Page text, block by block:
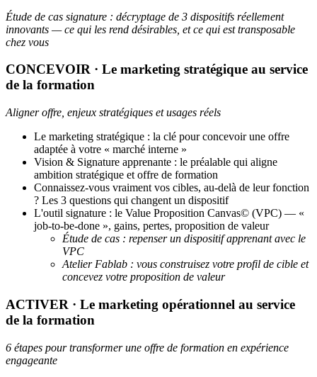
Étude de cas signature : décryptage de 3 dispositifs réellement
innovants — ce qui les rend désirables, et ce qui est transposable
chez vous
CONCEVOIR · Le marketing stratégique au service
de la formation
Aligner offre, enjeux stratégiques et usages réels
Le marketing stratégique : la clé pour concevoir une offre
adaptée à votre « marché interne »
Vision & Signature apprenante : le préalable qui aligne
ambition stratégique et offre de formation
Connaissez-vous vraiment vos cibles, au-delà de leur fonction
? Les 3 questions qui changent un dispositif
L'outil signature : le Value Proposition Canvas© (VPC) — «
job-to-be-done », gains, pertes, proposition de valeur
Étude de cas : repenser un dispositif apprenant avec le
VPC
Atelier Fablab : vous construisez votre profil de cible et
concevez votre proposition de valeur
ACTIVER · Le marketing opérationnel au service
de la formation
6 étapes pour transformer une offre de formation en expérience
engageante